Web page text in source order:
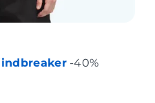
-40%